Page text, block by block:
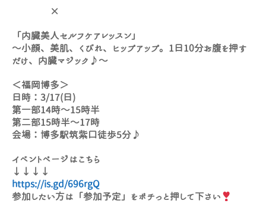
×
「内臓美人セルフケアレッスン」
～小顔、美肌、くびれ、ヒップアップ。1日10分お腹を押す
だけ、内臓マジック♪～
＜福岡博多＞
日時：3/17(日)
第一部14時～15時半
第二部15時半～17時
会場：博多駅筑紫口徒歩5分♪
イベントページはこちら
↓↓↓↓
https://is.gd/696rgQ
参加したい方は「参加予定」をポチっと押して下さい